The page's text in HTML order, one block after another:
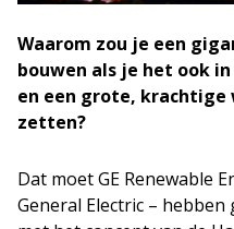
Waarom zou je een
bouwen als je het ook
en een grote,
zetten?
Dat moet GE Renewable
General Electric –